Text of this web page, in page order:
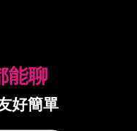
能聊
好簡單